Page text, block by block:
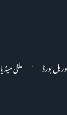
بورڈ ملٹی میڈیا